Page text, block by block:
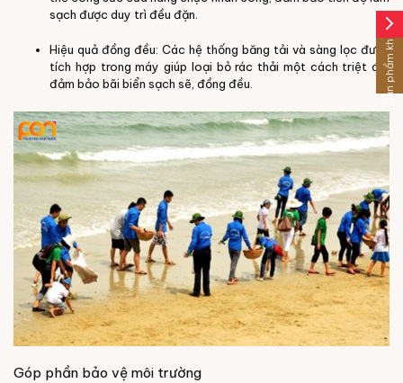
sạch được duy trì đều đặn.
Hiệu quả đồng đều: Các hệ thống băng tải và sàng lọc được
tích hợp trong máy giúp loại bỏ rác thải một cách triệt để,
đảm bảo bãi biển sạch sẽ, đồng đều.
Góp phần bảo vệ môi trường
arrow_forward_ios
Sản phẩm khác